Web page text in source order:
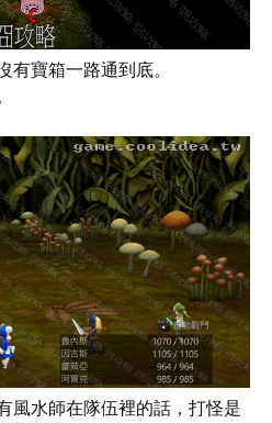
有寶箱一路通到底。
風水師在隊伍裡的話，打怪是